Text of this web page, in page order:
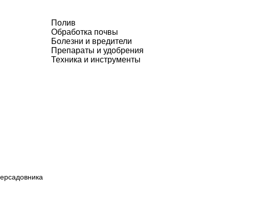
Полив
Обработка почвы
Болезни и вредители
Препараты и удобрения
Техника и инструменты